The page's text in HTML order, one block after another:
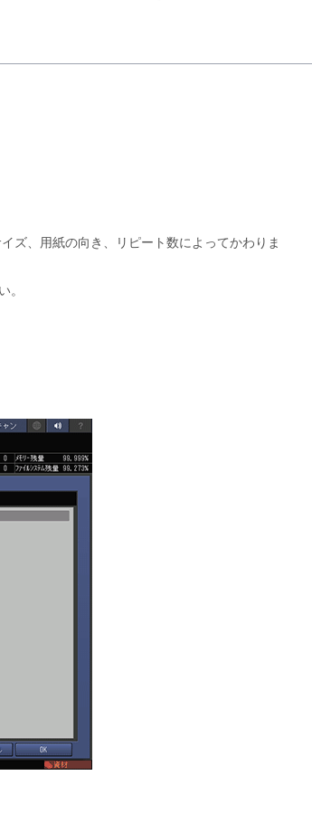
ズ、用紙の向き、リピート数によってかわりま
。